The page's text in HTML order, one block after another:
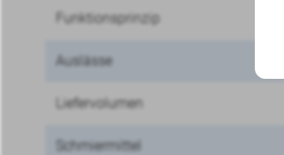
Funktionsprinzip
Auslässe
Liefervolumen
Schmiermittel